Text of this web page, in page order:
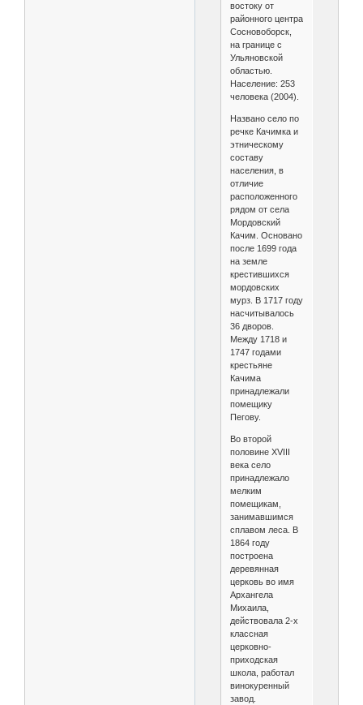
востоку от
районного центра
Сосновоборск,
на границе с
Ульяновской
областью.
Население: 253
человека (2004).
Названо село по
речке Качимка и
этническому
составу
населения, в
отличие
расположенного
рядом от села
Мордовский
Качим. Основано
после 1699 года
на земле
крестившихся
мордовских
мурз. В 1717 году
насчитывалось
36 дворов.
Между 1718 и
1747 годами
крестьяне
Качима
принадлежали
помещику
Пегову.
Во второй
половине XVIII
века село
принадлежало
мелким
помещикам,
занимавшимся
сплавом леса. В
1864 году
построена
деревянная
церковь во имя
Архангела
Михаила,
действовала 2-х
классная
церковно-
приходская
школа, работал
винокуренный
завод.